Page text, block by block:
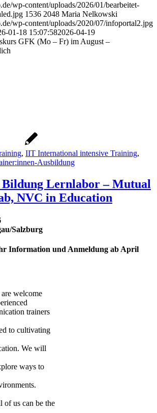
wp-content/uploads/2026/01/bearbeitet-
1536 2048 Maria Nelkowski
wp-content/uploads/2020/07/infoportal2.jpg
01-18 15:07:582026-04-19
GFK (Mo – Fr) im August –
, IIT International intensive Training,
Ausbildung
Lernlabor – Mutual
NVC in Education
Salzburg
Information und Anmeldung ab April
welcome
trainers
to cultivating
We will
ways to
of us can be the